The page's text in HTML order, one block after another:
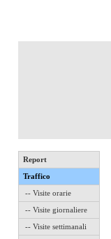
Report
Traffico
-- Visite orarie
-- Visite giornaliere
-- Visite settimanali